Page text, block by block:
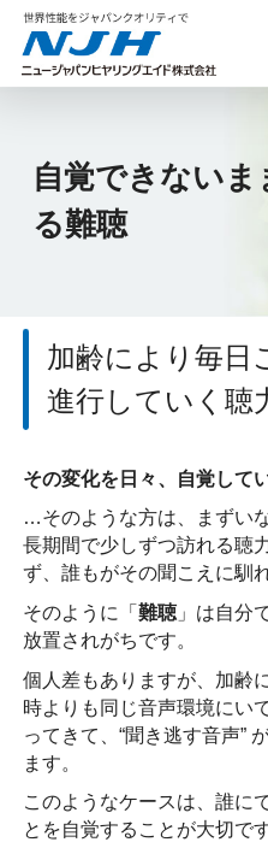
NJH ニュージャパンヒヤリングエイド株式会社
お近くの販売店を探す
自覚できない
る難聴
加齢により毎日
進行していく聴
その変化を日々、自覚して
…そのような方は、まずい
長期間で少しずつ訪れる聴
ず、誰もがその聞こえに馴
そのように「難聴 」は自分
放置されがちです。
個人差もありますが、加齢
時よりも同じ音声環境にい
ってきて、“聞き逃す音声”
ます。
このようなケースは、誰に
とを自覚することが大切です